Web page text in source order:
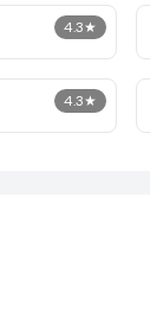
4.3★
4.3★